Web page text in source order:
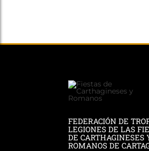
FEDERACIÓN DE
LEGIONES DE LAS
DE CARTHAGINESES
ROMANOS DE